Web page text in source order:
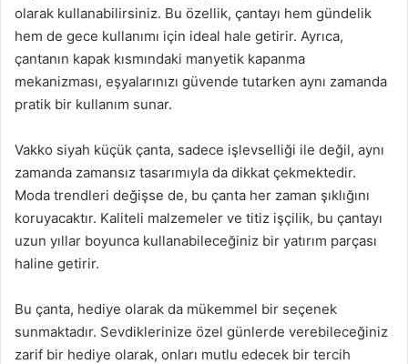
olarak kullanabilirsiniz. Bu özellik, çantayı hem gündelik
hem de gece kullanımı için ideal hale getirir. Ayrıca,
çantanın kapak kısmındaki manyetik kapanma
mekanizması, eşyalarınızı güvende tutarken aynı zamanda
pratik bir kullanım sunar.
Vakko siyah küçük çanta, sadece işlevselliği ile değil, aynı
zamanda zamansız tasarımıyla da dikkat çekmektedir.
Moda trendleri değişse de, bu çanta her zaman şıklığını
koruyacaktır. Kaliteli malzemeler ve titiz işçilik, bu çantayı
uzun yıllar boyunca kullanabileceğiniz bir yatırım parçası
haline getirir.
Bu çanta, hediye olarak da mükemmel bir seçenek
sunmaktadır. Sevdiklerinize özel günlerde verebileceğiniz
zarif bir hediye olarak, onları mutlu edecek bir tercih